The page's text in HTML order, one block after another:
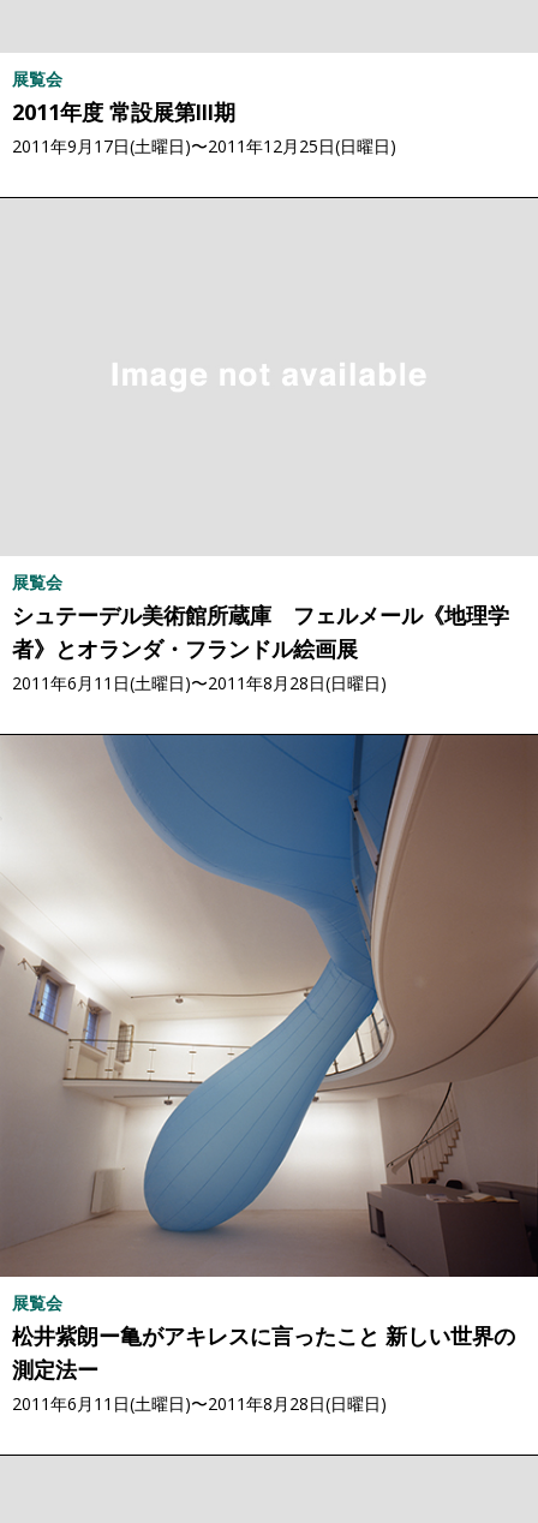
展覧会
2011年度 常設展第Ⅲ期
2011年9月17日(土曜日)〜2011年12月25日(日曜日)
展覧会
シュテーデル美術館所蔵庫 フェルメール《地理学
者》とオランダ・フランドル絵画展
2011年6月11日(土曜日)〜2011年8月28日(日曜日)
展覧会
松井紫朗ー亀がアキレスに言ったこと 新しい世界の
測定法ー
2011年6月11日(土曜日)〜2011年8月28日(日曜日)